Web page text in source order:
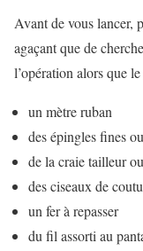
Avant de vous lancer,
agaçant que de
l’opération alors que
un mètre ruban
des épingles fines
de la craie tailleur
des ciseaux de
un fer à repasser
du fil assorti au